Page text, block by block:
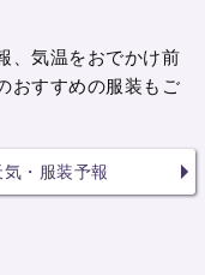
、気温をおでかけ前
おすすめの服装もご
・服装予報